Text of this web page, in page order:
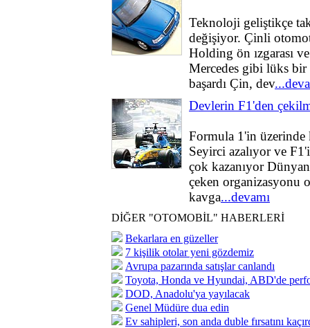
Teknoloji geliştikçe
değişiyor. Çinli
Holding ön ızgarası
Mercedes gibi lüks bir
başardı Çin, dev
Devlerin F1'den
Formula 1'in üzerinde
Seyirci azalıyor ve
çok kazanıyor
çeken organizasyonu
kavga...devamı
DİĞER "OTOMOBİL" HABERLERİ
Bekarlara en güzeller
7 kişilik otolar yeni gözdemiz
Avrupa pazarında satışlar canlandı
Toyota, Honda ve Hyundai, ABD'de
DOD, Anadolu'ya yayılacak
Genel Müdüre dua edin
Ev sahipleri, son anda duble fırsatını